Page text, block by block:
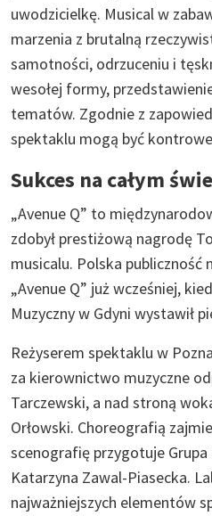
uwodzicielkę. Musical w
marzenia z brutalną
samotności, odrzuceniu i
wesołej formy,
tematów. Zgodnie z
spektaklu mogą być
Sukces na całym
„Avenue Q” to
zdobył prestiżową nagrodę
musicalu. Polska publiczność
„Avenue Q” już wcześniej,
Muzyczny w Gdyni wystawił
Reżyserem spektaklu w
za kierownictwo muzyczne
Tarczewski, a nad stroną
Orłowski. Choreografią
scenografię przygotuje
Katarzyna Zawal-Piasecka.
najważniejszych elementów